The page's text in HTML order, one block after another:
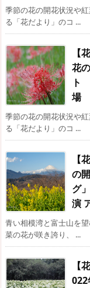
季節の花の開花状況や
る「花だより」のコ ...
【
花
ト
場
季節の花の開花状況や
る「花だより」のコ ...
【
の
グ
演
青い相模湾と富士山を
菜の花が咲き誇り、 ...
【